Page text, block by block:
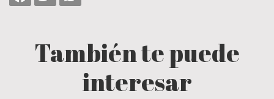
También te puede
interesar